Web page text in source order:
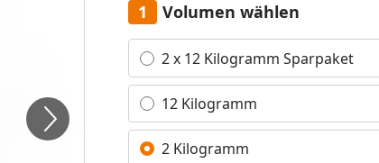
Volumen wählen
Alle anzeigen (3)
2 x 12 Kilogramm Sparpaket
12 Kilogramm
2 Kilogramm